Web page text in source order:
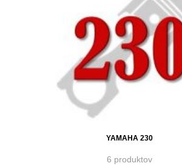
YAMAHA 230
6 produktov